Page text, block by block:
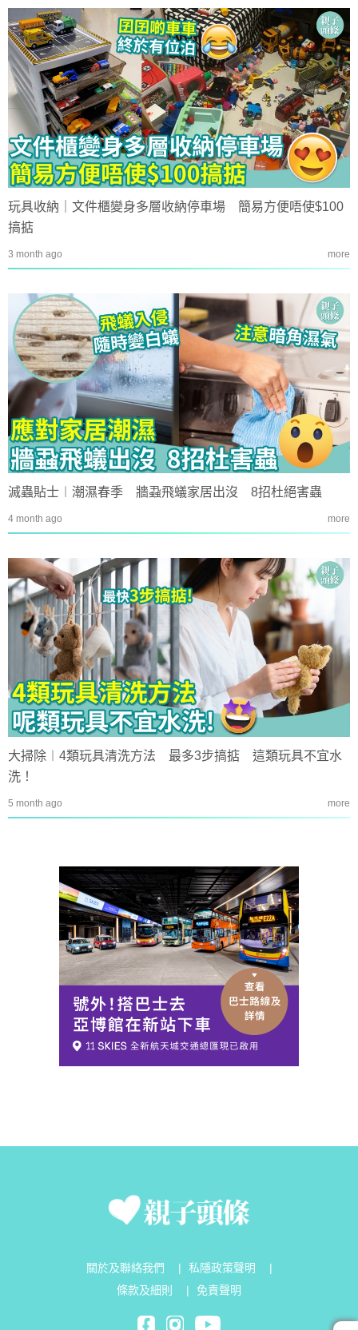
玩具收納｜文件櫃變身多層收納停車場 簡易方便唔使$100
搞掂
3 month ago more
滅蟲貼士︱潮濕春季 牆蝨飛蟻家居出沒 8招杜絕害蟲
4 month ago more
大掃除︱4類玩具清洗方法 最多3步搞掂 這類玩具不宜水
洗！
5 month ago more
關於及聯絡我們 私隱政策聲明
條款及細則
免責聲明